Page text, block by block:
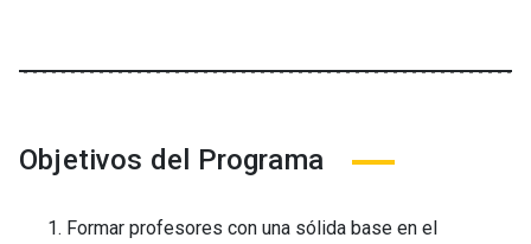
Objetivos del Programa
Formar profesores con una sólida base en el